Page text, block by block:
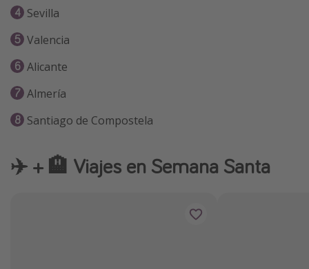
Sevilla
Valencia
Alicante
Almería
Santiago de Compostela
✈️ + 🏨 Viajes en Semana Santa